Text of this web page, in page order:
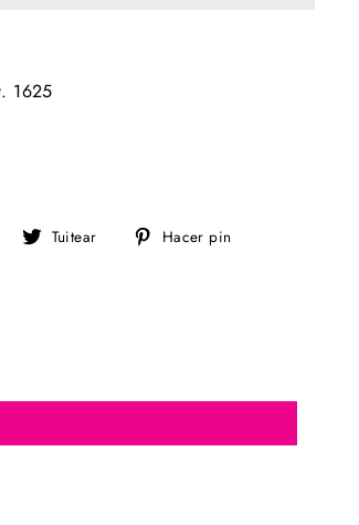
1625
Compartir
Tuitear
TuitearHacer pin